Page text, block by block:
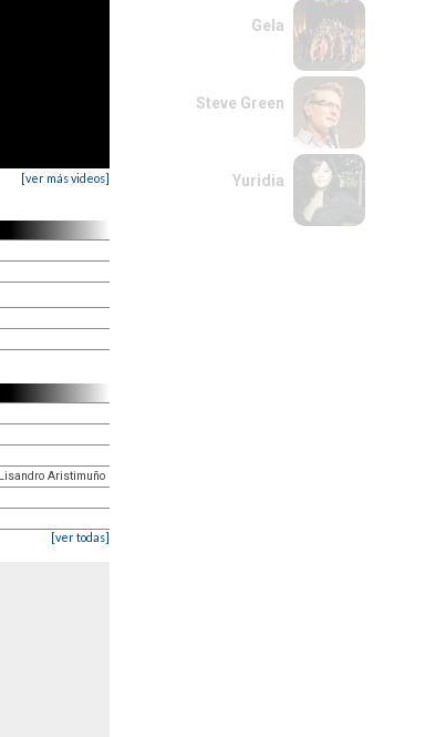
[ver más videos]
Aristimuño
[ver todas]
Gela
Steve Green
Yuridia